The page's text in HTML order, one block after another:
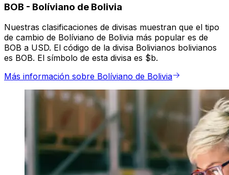
BOB - Bolíviano de Bolivia
Nuestras clasificaciones de divisas muestran que el tipo
de cambio de Bolíviano de Bolivia más popular es de
BOB a USD. El código de la divisa Bolivianos bolivianos
es BOB. El símbolo de esta divisa es $b.
Más información sobre Bolíviano de Bolivia